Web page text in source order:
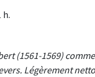
h.
(1561-1569)
Légèrement